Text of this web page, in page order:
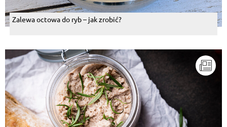
Zalewa octowa do ryb – jak zrobić?